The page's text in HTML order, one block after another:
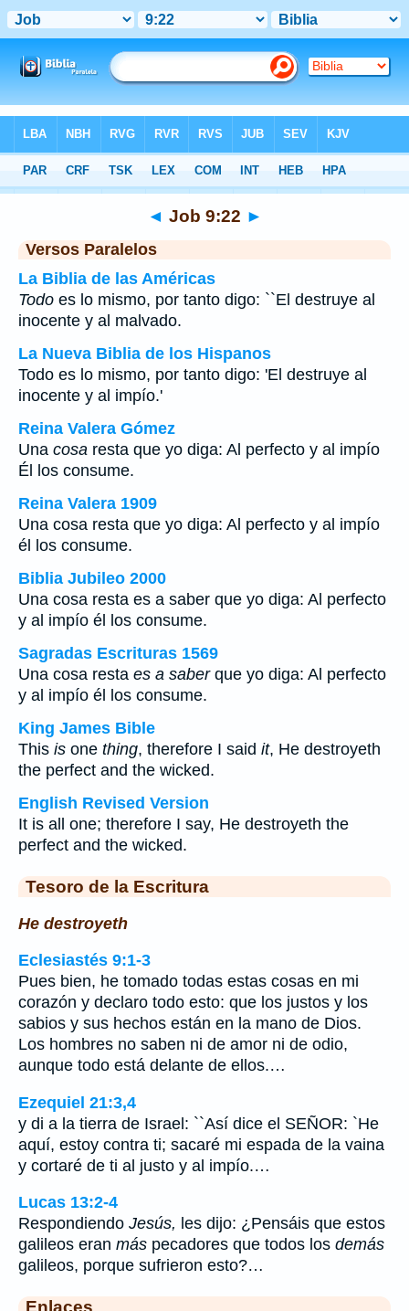
>Job> Capítulo 9> Verso 22
◄ Job 9:22 ►
Versos Paralelos
La Biblia de las Américas
Todo es lo mismo, por tanto digo: ``El destruye al
inocente y al malvado.
La Nueva Biblia de los Hispanos
Todo es lo mismo, por tanto digo: 'El destruye al
inocente y al impío.'
Reina Valera Gómez
Una cosa resta que yo diga: Al perfecto y al impío
Él los consume.
Reina Valera 1909
Una cosa resta que yo diga: Al perfecto y al impío
él los consume.
Biblia Jubileo 2000
Una cosa resta es a saber que yo diga: Al perfecto
y al impío él los consume.
Sagradas Escrituras 1569
Una cosa resta es a saberque yo diga: Al perfecto
y al impío él los consume.
King James Bible
This is one thing, therefore I said it, He destroyeth
the perfect and the wicked.
English Revised Version
It is all one; therefore I say, He destroyeth the
perfect and the wicked.
Tesoro de la Escritura
He destroyeth
Eclesiastés 9:1-3
Pues bien, he tomado todas estas cosas en mi
corazón y declaro todo esto: que los justos y los
sabios y sus hechos están en la mano de Dios.
Los hombres no saben ni de amor ni de odio,
aunque todo está delante de ellos.…
Ezequiel 21:3,4
y di a la tierra de Israel: ``Así dice el SEÑOR: `He
aquí, estoy contra ti; sacaré mi espada de la vaina
y cortaré de ti al justo y al impío.…
Lucas 13:2-4
Respondiendo Jesús, les dijo: ¿Pensáis que estos
galileos eran más pecadores que todos los demás
galileos, porque sufrieron esto?…
Enlaces